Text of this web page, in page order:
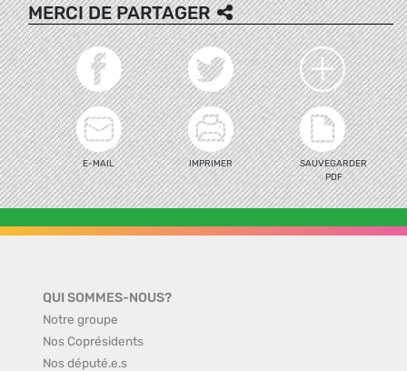
MERCI DE PARTAGER
E-MAIL IMPRIMER
SAUVEGARDER
PDF
QUI SOMMES-NOUS?
Notre groupe
Nos Coprésidents
Nos député.e.s